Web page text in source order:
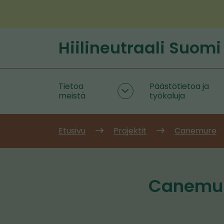
Etusivu
Hiilineutraali Suomi
Tietoa
meistä
Tietoa
alasivut
Päästötietoa ja
työkaluja
Etusivu Projektit Canemure